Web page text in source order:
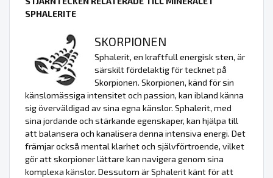
SPHALERITE
SKORPIONEN
Sphalerit, en kraftfull energisk sten, är
särskilt fördelaktig för tecknet på
Skorpionen. Skorpionen, känd för sin
känslomässiga intensitet och passion, kan ibland känna
sig överväldigad av sina egna känslor. Sphalerit, med
sina jordande och stärkande egenskaper, kan hjälpa till
att balansera och kanalisera denna intensiva energi. Det
främjar också mental klarhet och självförtroende, vilket
gör att skorpioner lättare kan navigera genom sina
komplexa känslor. Dessutom är Sphalerit känt för att